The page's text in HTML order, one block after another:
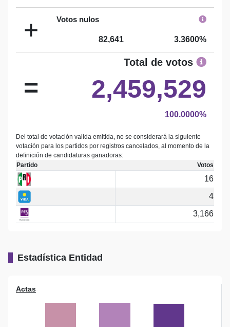
+ Votos nulos
82,641 3.3600%
=
Total de votos
2,459,529
100.0000%
Del total de votación valida emitida, no se considerará la siguiente
votación para los partidos por registros cancelados, al momento de la
definición de candidaturas ganadoras:
Partido
Votos
16
4
3,166
Estadística Entidad
Actas